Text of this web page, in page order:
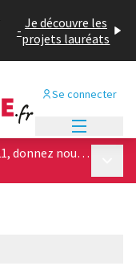
- Je découvre les
projets lauréats
Se connecter
Cité des Potagers : du 15 au 27 avril 2021, donnez nous votre avis sur les 4 projets architecturaux !